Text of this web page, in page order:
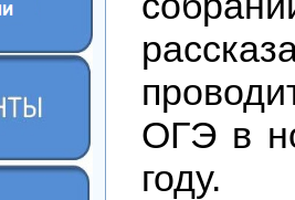
ОГЭ в
году.